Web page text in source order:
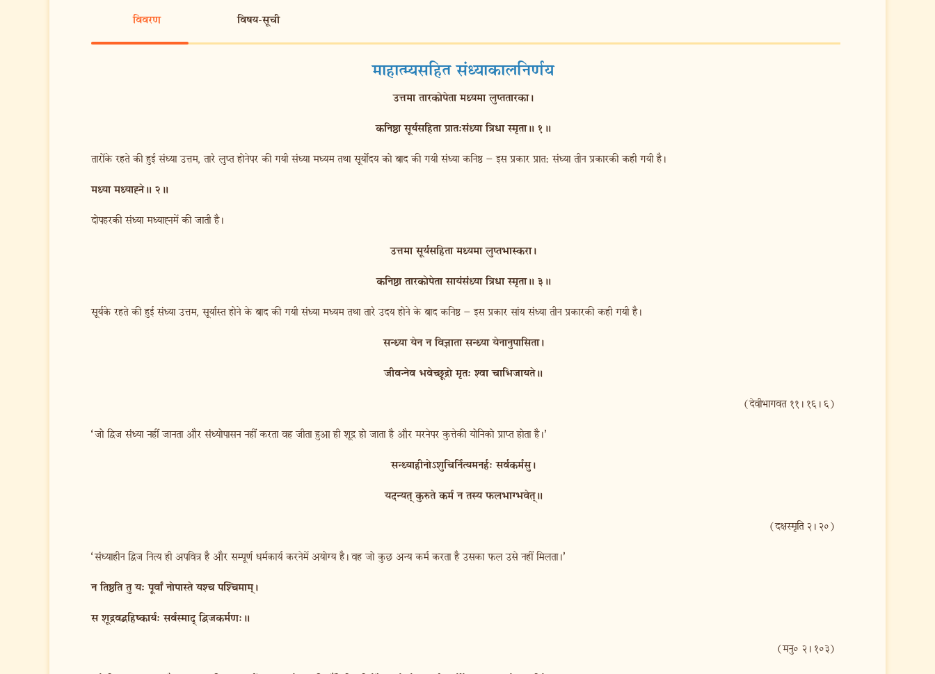
विवरण विषय-सूची
माहात्म्यसहित संध्याकालनिर्णय
उत्तमा तारकोपेता मध्यमा लुप्ततारका।
कनिष्ठा सूर्यसहिता प्रात:संध्या त्रिधा स्मृता॥ १॥
तारोंके रहते की हुई संध्या उत्तम, तारे लुप्त होनेपर की गयी संध्या मध्यम तथा सूर्योदय को बाद की गयी संध्या कनिष्ठ ‍– इस प्रकार प्रातः संध्या तीन प्रकारकी कही गयी है।
मध्या मध्याह्ने॥ २॥
दोपहरकी संध्या मध्याह्नमें की जाती है।
उत्तमा सूर्यसहिता मध्यमा लुप्तभास्करा।
कनिष्ठा तारकोपेता सायंसंध्या त्रिधा स्मृता॥ ३॥
सूर्यके रहते की हुई संध्या उत्तम, सूर्यास्त होने के बाद की गयी संध्या मध्यम तथा तारे उदय होने के बाद कनिष्ठ ‍– इस प्रकार सांय संध्या तीन प्रकारकी कही गयी है।
सन्ध्या येन न विज्ञाता सन्ध्या येनानुपासिता।
जीवन्नेव भवेच्छूद्रो मृत: श्वा चाभिजायते॥
(देवीभागवत ११। १६। ६)
‘जो द्विज संध्या नहीं जानता और संध्योपासन नहीं करता वह जीता हुआ ही शूद्र हो जाता है और मरनेपर कुत्तेकी योनिको प्राप्त होता है।’
सन्ध्याहीनोऽशुचिर्नित्यमनर्ह: सर्वकर्मसु।
यदन्यत् कुरुते कर्म न तस्य फलभाग्भवेत्॥
(दक्षस्मृति २। २०)
‘संध्याहीन द्विज नित्य ही अपवित्र है और सम्पूर्ण धर्मकार्य करनेमें अयोग्य है। वह जो कुछ अन्य कर्म करता है उसका फल उसे नहीं मिलता।’
न तिष्ठति तु य: पूर्वां नोपास्ते यश्च पश्चिमाम्।
स शूद्रवद्बहिष्कार्य: सर्वस्माद् द्विजकर्मण:॥
(मनु० २। १०३)